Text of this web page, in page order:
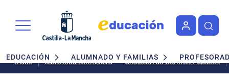
Navegación principal
EDUCACIÓN ALUMNADO Y FAMILIAS
Inicio Biblioteca Normativa Creación de Centros Públicos